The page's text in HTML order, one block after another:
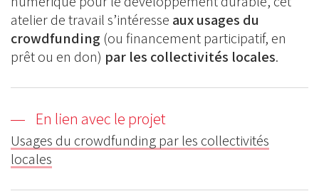
atelier de travail s’intéresse aux usages du
crowdfunding (ou financement participatif, en
prêt ou en don) par les collectivités locales.
En lien avec le projet
Usages du crowdfunding par les collectivités
locales